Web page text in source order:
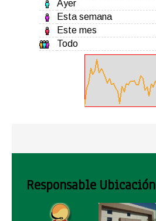
Ayer
Esta semana
Este mes
Todo
Responsable Ubicación